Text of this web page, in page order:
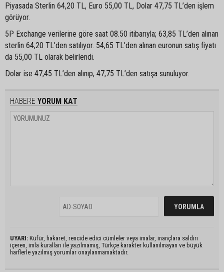
Piyasada Sterlin 64,20 TL, Euro 55,00 TL, Dolar 47,75 TL’den işlem
görüyor.
5P Exchange verilerine göre saat 08.50 itibarıyla; 63,85 TL’den alınan
sterlin 64,20 TL’den satılıyor. 54,65 TL’den alınan euronun satış fiyatı
da 55,00 TL olarak belirlendi.
Dolar ise 47,45 TL’den alınıp, 47,75 TL’den satışa sunuluyor.
HABERE YORUM KAT
UYARI: Küfür, hakaret, rencide edici cümleler veya imalar, inançlara saldırı
içeren, imla kuralları ile yazılmamış, Türkçe karakter kullanılmayan ve büyük
harflerle yazılmış yorumlar onaylanmamaktadır.